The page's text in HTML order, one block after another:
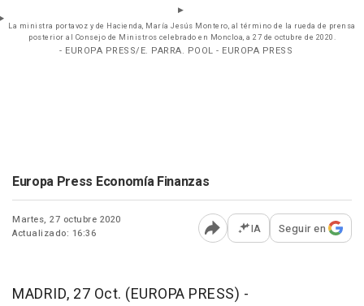
La ministra portavoz y de Hacienda, María Jesús Montero, al término de la rueda de prensa
posterior al Consejo de Ministros celebrado en Moncloa, a 27 de octubre de 2020.
- EUROPA PRESS/E. PARRA. POOL - EUROPA PRESS
Europa Press Economía Finanzas
Martes, 27 octubre 2020
Actualizado: 16:36
Abrir opciones para
IA Seguir en
MADRID, 27 Oct. (EUROPA PRESS) -